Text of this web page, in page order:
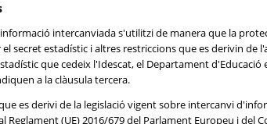
intercanviada s'utilitzi de manera que la
estadístic i altres restriccions que es derivin de
que cedeix l'Idescat, el Departament
a la clàusula tercera.
es derivi de la legislació vigent sobre intercanvi
(UE) 2016/679 del Parlament Europeu i del